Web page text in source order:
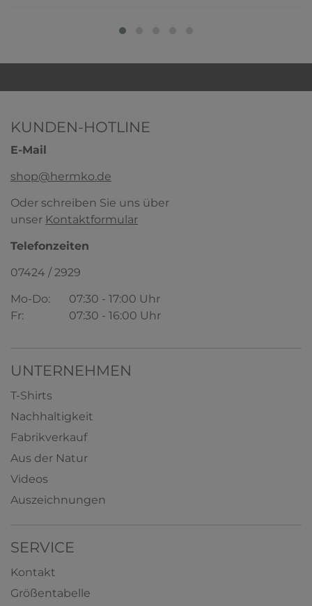
HERMKO 17325 Damen Longshirt in
HERMKO 1031 Damen Midi Slip, Jazz-Pant
Form aus 100% Bio Baumwolle
KUNDEN-HOTLINE
E-Mail
shop@hermko.de
Oder schreiben Sie uns über
unser Kontaktformular
Telefonzeiten
07424 / 2929
Mo-Do:
07:30 - 17:00 Uhr
Fr:
07:30 - 16:00 Uhr
UNTERNEHMEN
T-Shirts
Nachhaltigkeit
Fabrikverkauf
Aus der Natur
Videos
Auszeichnungen
SERVICE
Kontakt
Größentabelle